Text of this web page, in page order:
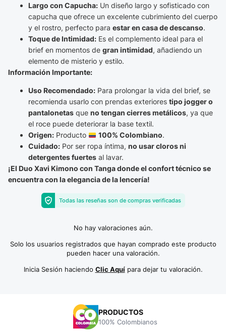
Largo con Capucha: Un diseño largo y sofisticado con
capucha que ofrece un excelente cubrimiento del cuerpo
y el rostro, perfecto para estar en casa de descanso.
Toque de Intimidad: Es el complemento ideal para el
brief en momentos de gran intimidad, añadiendo un
elemento de misterio y estilo.
Información Importante:
Uso Recomendado: Para prolongar la vida del brief, se
recomienda usarlo con prendas exteriores tipo jogger o
pantalonetas que no tengan cierres metálicos, ya que
el roce puede deteriorar la base textil.
Origen: Producto 100% Colombiano.
Cuidado: Por ser ropa íntima, no usar cloros ni
detergentes fuertes al lavar.
¡El Duo Xavi Kimono con Tanga donde el confort técnico se
encuentra con la elegancia de la lencería!
Todas las reseñas son de compras verificadas
No hay valoraciones aún.
Solo los usuarios registrados que hayan comprado este producto
pueden hacer una valoración.
Inicia Sesión haciendo Clic Aquípara dejar tu valoración.
PRODUCTOS
100% Colombianos